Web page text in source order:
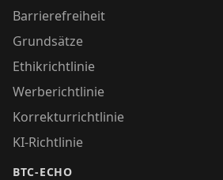
Barrierefreiheit
Grundsätze
Ethikrichtlinie
Werberichtlinie
Korrekturrichtlinie
KI-Richtlinie
BTC-ECHO